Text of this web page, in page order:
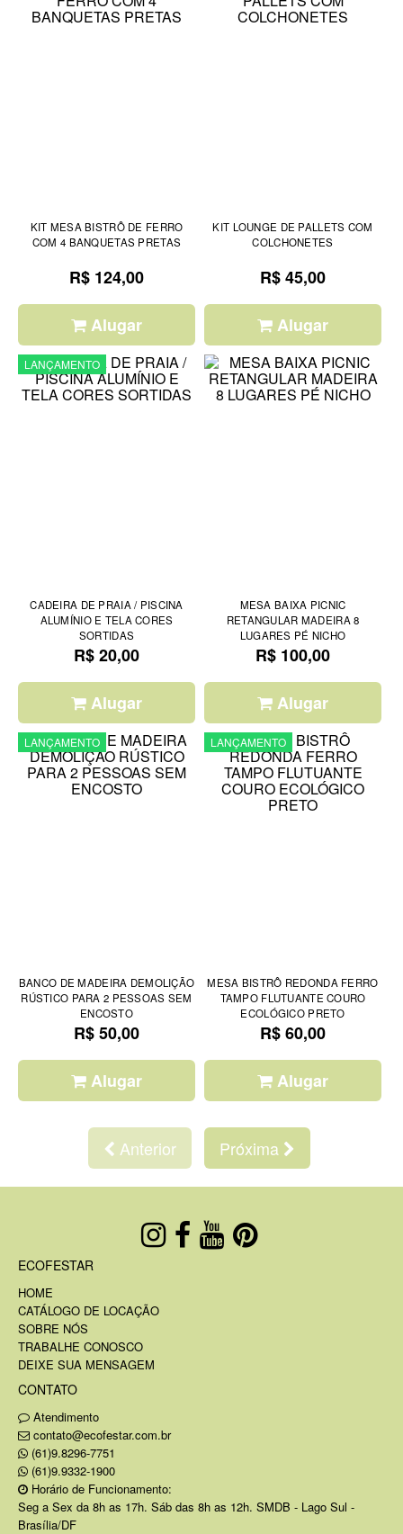
KIT MESA BISTRÔ DE FERRO
COM 4 BANQUETAS PRETAS
R$ 124,00
Alugar
KIT LOUNGE DE PALLETS COM
COLCHONETES
R$ 45,00
Alugar
LANÇAMENTO
CADEIRA DE PRAIA / PISCINA
ALUMÍNIO E TELA CORES
SORTIDAS
R$ 20,00
Alugar
MESA BAIXA PICNIC
RETANGULAR MADEIRA 8
LUGARES PÉ NICHO
R$ 100,00
Alugar
LANÇAMENTO
BANCO DE MADEIRA DEMOLIÇÃO
RÚSTICO PARA 2 PESSOAS SEM
ENCOSTO
R$ 50,00
Alugar
LANÇAMENTO
MESA BISTRÔ REDONDA FERRO
TAMPO FLUTUANTE COURO
ECOLÓGICO PRETO
R$ 60,00
Alugar
Anterior Próxima
ECOFESTAR
HOME
CATÁLOGO DE LOCAÇÃO
SOBRE NÓS
TRABALHE CONOSCO
DEIXE SUA MENSAGEM
CONTATO
Atendimento
contato@ecofestar.com.br
(61)9.8296-7751
(61)9.9332-1900
Horário de Funcionamento:
Seg a Sex da 8h as 17h. Sáb das 8h as 12h. SMDB - Lago Sul -
Brasília/DF